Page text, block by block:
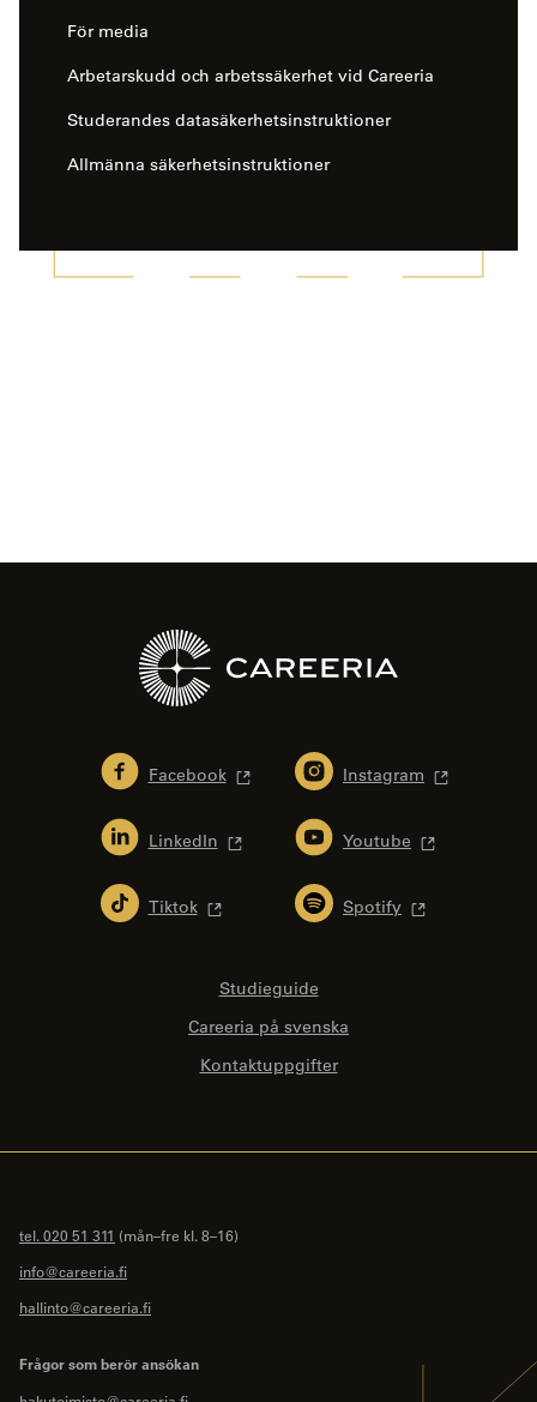
För media
Arbetarskudd och arbetssäkerhet vid Careeria
Studerandes datasäkerhetsinstruktioner
Allmänna säkerhetsinstruktioner
Facebook Instagram
LinkedIn Youtube
Tiktok Spotify
Studieguide
Careeria på svenska
Kontaktuppgifter
tel. 020 51 311 (mån–fre kl. 8–16)
info@careeria.fi
hallinto@careeria.fi
Frågor som berör ansökan